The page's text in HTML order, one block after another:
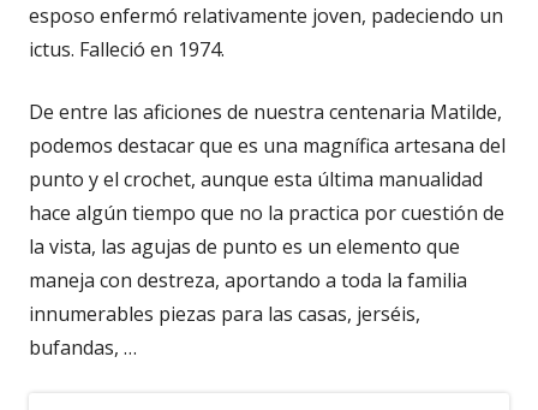
esposo enfermó relativamente joven, padeciendo un
ictus. Falleció en 1974.
De entre las aficiones de nuestra centenaria Matilde,
podemos destacar que es una magnífica artesana del
punto y el crochet, aunque esta última manualidad
hace algún tiempo que no la practica por cuestión de
la vista, las agujas de punto es un elemento que
maneja con destreza, aportando a toda la familia
innumerables piezas para las casas, jerséis,
bufandas, …